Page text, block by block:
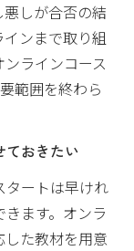
しが合否の結
ンまで取り組
ラインコース
範囲を終わら
ておきたい
タートは早けれ
ます。オンラ
た教材を用意